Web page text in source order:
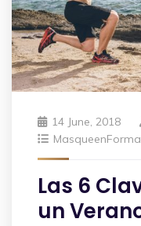
14 June, 2018
MasqueenForma
Las 6
un